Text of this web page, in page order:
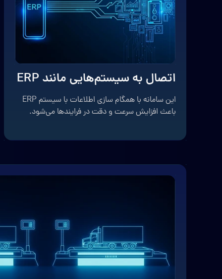
اتصال به سیستم‌هایی مانند ERP
این سامانه با همگام سازی اطلاعات با سیستم ERP
باعث افزایش سرعت و دقت در فرایندها می‌شود.